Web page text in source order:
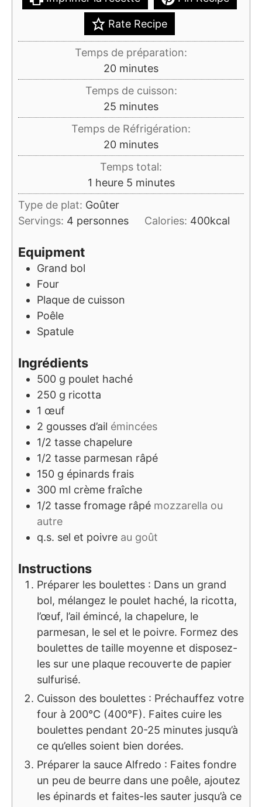
Rate Recipe
Temps de préparation:
20minutes
minutes
Temps de cuisson:
25 minutes
minutes
Temps de Réfrigération:
20minutes
minutes
Temps total:
1 heure
heure 5minutes
minutes
Type de plat: Goûter
Servings: 4 personnes Calories: 400kcal
Equipment
Grand bol
Four
Plaque de cuisson
Poêle
Spatule
Ingrédients
500 g poulet haché
250 g ricotta
1 œuf
2 gousses d’ail émincées
1/2 tasse chapelure
1/2 tasse parmesan râpé
150 g épinards frais
300 ml crème fraîche
1/2 tasse fromage râpé mozzarella ou
autre
q.s. sel et poivre au goût
Instructions
Préparer les boulettes : Dans un grand
bol, mélangez le poulet haché, la ricotta,
l’œuf, l’ail émincé, la chapelure, le
parmesan, le sel et le poivre. Formez des
boulettes de taille moyenne et disposez-
les sur une plaque recouverte de papier
sulfurisé.
Cuisson des boulettes : Préchauffez votre
four à 200°C (400°F). Faites cuire les
boulettes pendant 20-25 minutes jusqu’à
ce qu’elles soient bien dorées.
Préparer la sauce Alfredo : Faites fondre
un peu de beurre dans une poêle, ajoutez
les épinards et faites-les sauter jusqu’à ce